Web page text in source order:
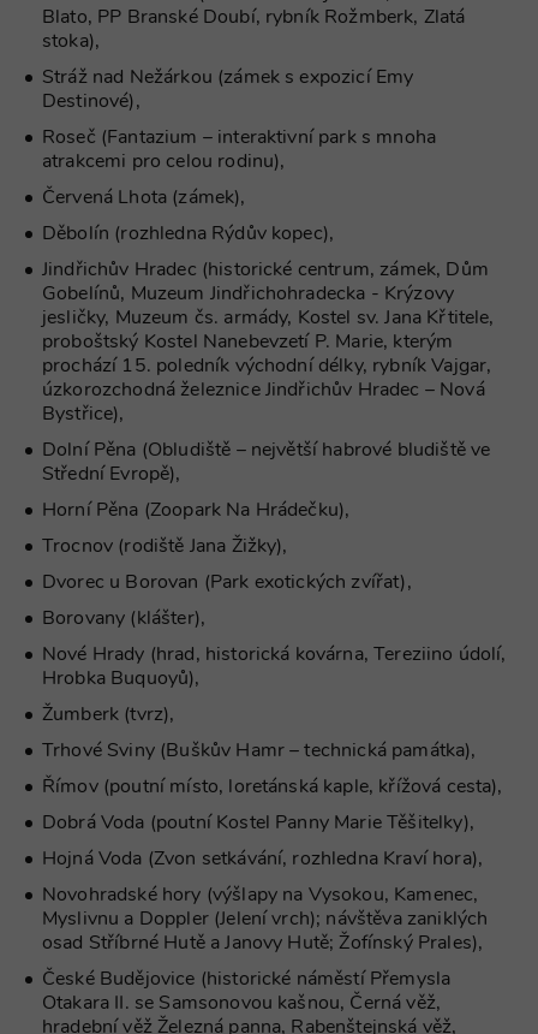
Blato, PP Branské Doubí, rybník Rožmberk, Zlatá
stoka),
Stráž nad Nežárkou (zámek s expozicí Emy
Destinové),
Roseč (Fantazium – interaktivní park s mnoha
atrakcemi pro celou rodinu),
Červená Lhota (zámek),
Děbolín (rozhledna Rýdův kopec),
Jindřichův Hradec (historické centrum, zámek, Dům
Gobelínů, Muzeum Jindřichohradecka - Krýzovy
jesličky, Muzeum čs. armády, Kostel sv. Jana Křtitele,
proboštský Kostel Nanebevzetí P. Marie, kterým
prochází 15. poledník východní délky, rybník Vajgar,
úzkorozchodná železnice Jindřichův Hradec – Nová
Bystřice),
Dolní Pěna (Obludiště – největší habrové bludiště ve
Střední Evropě),
Horní Pěna (Zoopark Na Hrádečku),
Trocnov (rodiště Jana Žižky),
Dvorec u Borovan (Park exotických zvířat),
Borovany (klášter),
Nové Hrady (hrad, historická kovárna, Tereziino údolí,
Hrobka Buquoyů),
Žumberk (tvrz),
Trhové Sviny (Buškův Hamr – technická památka),
Římov (poutní místo, loretánská kaple, křížová cesta),
Dobrá Voda (poutní Kostel Panny Marie Těšitelky),
Hojná Voda (Zvon setkávání, rozhledna Kraví hora),
Novohradské hory (výšlapy na Vysokou, Kamenec,
Myslivnu a Doppler (Jelení vrch); návštěva zaniklých
osad Stříbrné Hutě a Janovy Hutě; Žofínský Prales),
České Budějovice (historické náměstí Přemysla
Otakara II. se Samsonovou kašnou, Černá věž,
hradební věž Železná panna, Rabenštejnská věž,
PHPSESSID
PHP.net
www.chaty-
Zavřením
prohlížeče
Cookie
být
příkladem
udržování
stránkami.
CookieScriptConsent
www.chaty-
chalupy-
dds.cz
banner
suid
Simplifi
Holdings Inc.
.simpli.fi
1 rok
Uložení
relace.
_dc_gtm_UA-
.chaty-
dds.cz
55 sekund
Tento
přidružen k
Správce
Google k
načtení
Google Privacy Policy